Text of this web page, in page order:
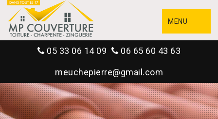
MENU
05 33 06 14 09 06 65 60 43 63
meuchepierre@gmail.com